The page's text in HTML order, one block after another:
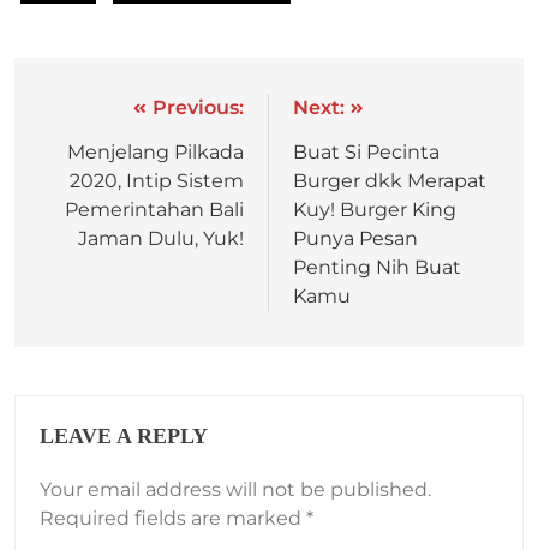
Previous:
Menjelang Pilkada
2020, Intip Sistem
Pemerintahan Bali
Jaman Dulu, Yuk!
Next:
Buat Si Pecinta
Burger dkk Merapat
Kuy! Burger King
Punya Pesan
Penting Nih Buat
Kamu
LEAVE A REPLY
Your email address will not be published.
Required fields are marked *